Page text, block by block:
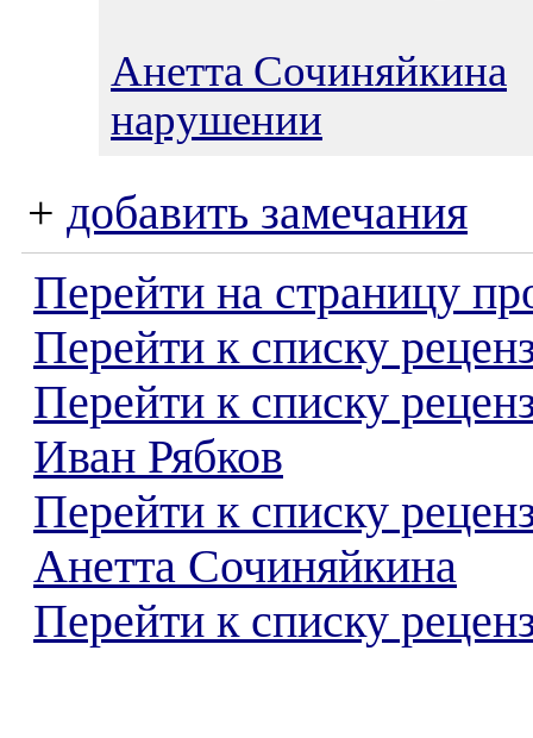
Анетта Сочиняйкина
нарушении
+ добавить замечания
Перейти на страницу
Перейти к списку
Перейти к списку
Иван Рябков
Перейти к списку
Анетта Сочиняйкина
Перейти к списку